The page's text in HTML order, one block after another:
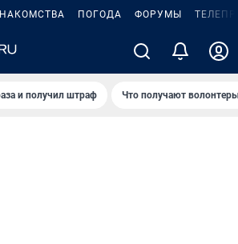
ПОГОДА ФОРУМЫ
и получил штраф Что получают